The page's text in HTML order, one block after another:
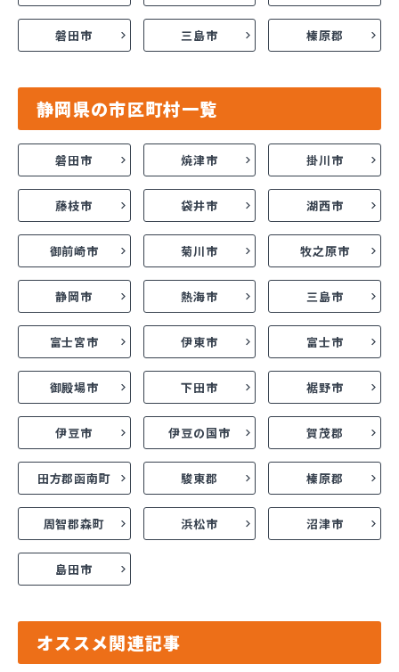
磐田市 三島市 榛原郡
静岡県の市区町村一覧
磐田市 焼津市 掛川市
藤枝市 袋井市 湖西市
御前崎市 菊川市 牧之原市
静岡市 熱海市 三島市
富士宮市 伊東市 富士市
御殿場市 下田市 裾野市
伊豆市 伊豆の国市 賀茂郡
田方郡函南町 駿東郡 榛原郡
周智郡森町 浜松市 沼津市
島田市
オススメ関連記事